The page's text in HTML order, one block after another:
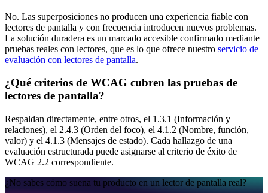
No. Las superposiciones no producen una experiencia fiable con
lectores de pantalla y con frecuencia introducen nuevos problemas.
La solución duradera es un marcado accesible confirmado mediante
pruebas reales con lectores, que es lo que ofrece nuestro servicio de
evaluación con lectores de pantalla.
¿Qué criterios de WCAG cubren las pruebas de
lectores de pantalla?
Respaldan directamente, entre otros, el 1.3.1 (Información y
relaciones), el 2.4.3 (Orden del foco), el 4.1.2 (Nombre, función,
valor) y el 4.1.3 (Mensajes de estado). Cada hallazgo de una
evaluación estructurada puede asignarse al criterio de éxito de
WCAG 2.2 correspondiente.
¿No sabes cómo suena tu producto en un lector de pantalla real?